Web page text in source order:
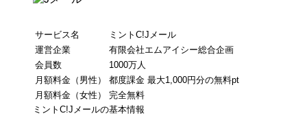
サービス名
ミントC!Jメール
運営企業
有限会社エムアイシー総合企画
会員数
1000万人
月額料金（男性）
都度課金 最大1,000円分の無料pt
月額料金（女性）
完全無料
ミントC!Jメールの基本情報